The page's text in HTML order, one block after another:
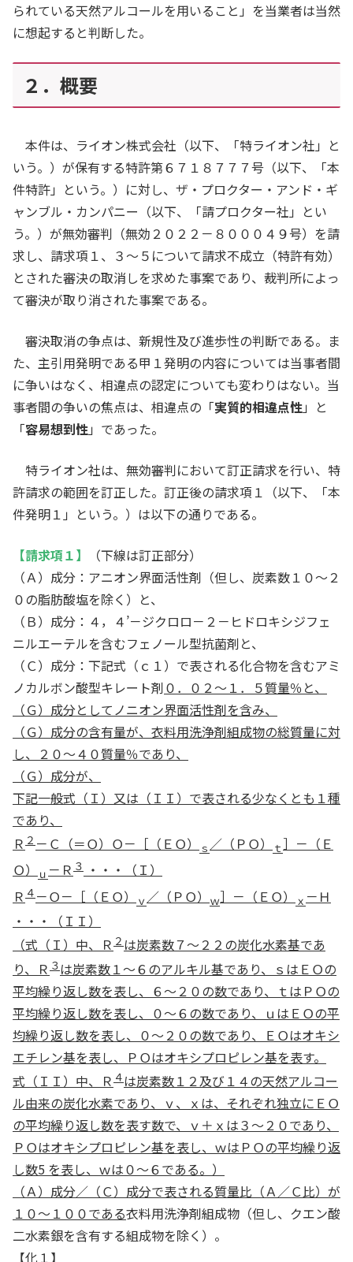
られている天然アルコールを用いること」を当業者は当然
に想起すると判断した。
２．概要
本件は、ライオン株式会社（以下、「特ライオン社」と
いう。）が保有する特許第６７１８７７７号（以下、「本
件特許」という。）に対し、ザ・プロクター・アンド・ギ
ャンブル・カンパニー（以下、「請プロクター社」とい
う。）が無効審判（無効２０２２－８０００４９号）を請
求し、請求項１、３～５について請求不成立（特許有効）
とされた審決の取消しを求めた事案であり、裁判所によっ
て審決が取り消された事案である。
審決取消の争点は、新規性及び進歩性の判断である。ま
た、主引用発明である甲１発明の内容については当事者間
に争いはなく、相違点の認定についても変わりはない。当
事者間の争いの焦点は、相違点の「実質的相違点性」と
「容易想到性」であった。
特ライオン社は、無効審判において訂正請求を行い、特
許請求の範囲を訂正した。訂正後の請求項１（以下、「本
件発明１」という。）は以下の通りである。
【請求項１】
（下線は訂正部分）
（Ａ）成分：アニオン界面活性剤（但し、炭素数１０～２
０の脂肪酸塩を除く）と、
（Ｂ）成分：４，４’－ジクロロ－２－ヒドロキシジフェ
ニルエーテルを含むフェノール型抗菌剤と、
（Ｃ）成分：下記式（ｃ１）で表される化合物を含むアミ
ノカルボン酸型キレート剤０．０２～１．５質量％と、
（Ｇ）成分としてノニオン界面活性剤を含み、
（Ｇ）成分の含有量が、衣料用洗浄剤組成物の総質量に対
し、２０～４０質量％であり、
（Ｇ）成分が、
下記一般式（Ｉ）又は（ＩＩ）で表される少なくとも１種
であり、
Ｒ ２ －Ｃ（＝Ｏ）Ｏ－［（ＥＯ） ｓ ／（ＰＯ） ｔ］－（Ｅ
Ｏ）
ｕ －Ｒ ３
・・・（Ｉ）
Ｒ ４ －Ｏ－［（ＥＯ） ｖ ／（ＰＯ） ｗ］－（ＥＯ） ｘ －Ｈ
・・・（ＩＩ）
（式（Ｉ）中、Ｒ ２ は炭素数７～２２の炭化水素基であ
り、Ｒ ３は炭素数１～６のアルキル基であり、ｓはＥＯの
平均繰り返し数を表し、６～２０の数であり、ｔはＰＯの
平均繰り返し数を表し、０～６の数であり、ｕはＥＯの平
均繰り返し数を表し、０～２０の数であり、ＥＯはオキシ
エチレン基を表し、ＰＯはオキシプロピレン基を表す。
式（ＩＩ）中、Ｒ ４は炭素数１２及び１４の天然アルコー
ル由来の炭化水素であり、ｖ、ｘは、それぞれ独立にＥＯ
の平均繰り返し数を表す数で、ｖ＋ｘは３～２０であり、
ＰＯはオキシプロピレン基を表し、ｗはＰＯの平均繰り返
し数5 を表し、ｗは０～６である。）
（Ａ）成分／（Ｃ）成分で表される質量比（Ａ／Ｃ比）が
１０～１００である衣料用洗浄剤組成物（但し、クエン酸
二水素銀を含有する組成物を除く）。
【化１】